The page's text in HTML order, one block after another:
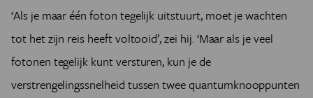
‘Als je maar één foton tegelijk uitstuurt, moet je wachten
tot het zijn reis heeft voltooid’, zei hij. ‘Maar als je veel
fotonen tegelijk kunt versturen, kun je de
verstrengelingssnelheid tussen twee quantumknooppunten